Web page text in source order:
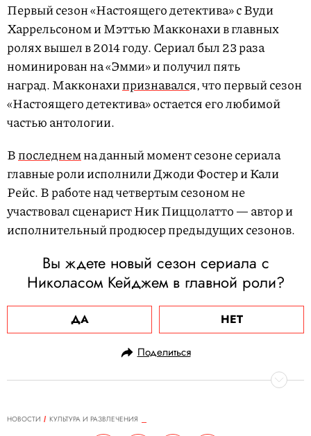
Первый сезон «Настоящего детектива» с Вуди
Харрельсоном и Мэттью Макконахи в главных
ролях вышел в 2014 году. Сериал был 23 раза
номинирован на «Эмми» и получил пять
наград. Макконахипризнавался, что первый сезон
«Настоящего детектива» остается его любимой
частью антологии.
Впоследнемна данный момент сезоне сериала
главные роли исполнили Джоди Фостер и Кали
Рейс. В работе над четвертым сезоном не
участвовал сценарист Ник Пиццолатто — автор и
исполнительный продюсер предыдущих сезонов.
Вы ждете новый сезон сериала с
Николасом Кейджем в главной роли?
ДА НЕТ
Поделиться
НОВОСТИ
КУЛЬТУРА И РАЗВЛЕЧЕНИЯ